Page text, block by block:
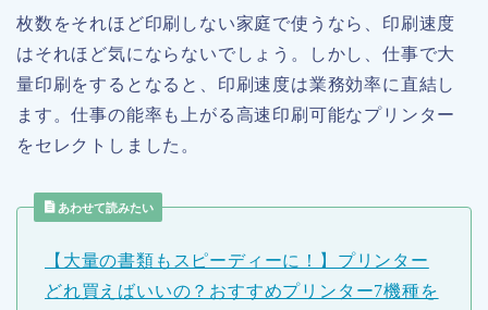
枚数をそれほど印刷しない家庭で使うなら、印刷速度
はそれほど気にならないでしょう 。しかし、仕事で大
量印刷をするとなると、印刷速度は業務効率に直結し
ます。仕事の能率も上がる高速印刷可能なプリンター
をセレクトしました。
あわせて読みたい
【大量の書類もスピーディーに！】プリンター
どれ買えばいいの？おすすめプリンター7機種を